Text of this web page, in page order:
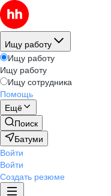
Ищу работу
Ищу работу
Ищу работу
Ищу сотрудника
Помощь
Ещё
Поиск
Батуми
Войти
Войти
Создать резюме